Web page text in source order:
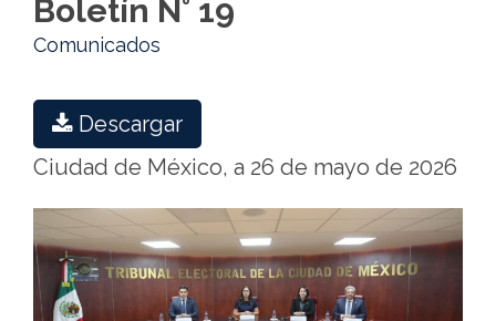
Boletín N° 19
Comunicados
Descargar
Ciudad de México, a 26 de mayo de 2026